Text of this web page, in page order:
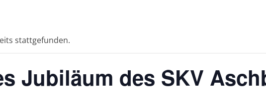
stattgefunden.
Jubiläum des SKV